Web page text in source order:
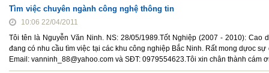
Tìm việc chuyên ngành công nghệ thông tin
10:06 22/04/2011
Tôi tên là Nguyễn Văn Ninh. NS: 28/05/1989.Tốt Nghiệp (2007 - 2010):
đang có nhu cầu tìm việc tại các khu công nghiệp Bắc Ninh. Rất mong dựoc
Email: vanninh_88@yahoo.com và SĐT: 0979554623.Tôi xin chân thành cám